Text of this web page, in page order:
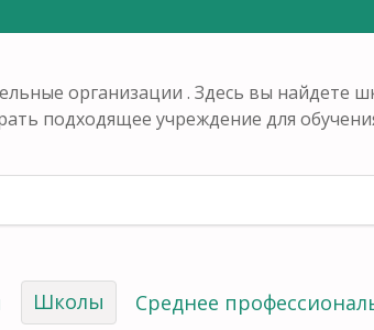
организации . Здесь вы
подходящее учреждение для
Школы Среднее